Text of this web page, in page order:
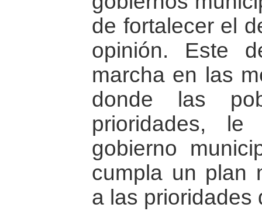
de fortalecer el
opinión. Este
marcha en las
donde las
prioridades,
gobierno
cumpla un plan
a las prioridades